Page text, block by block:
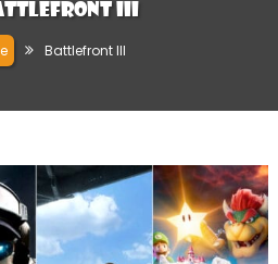
III
Battlefront III